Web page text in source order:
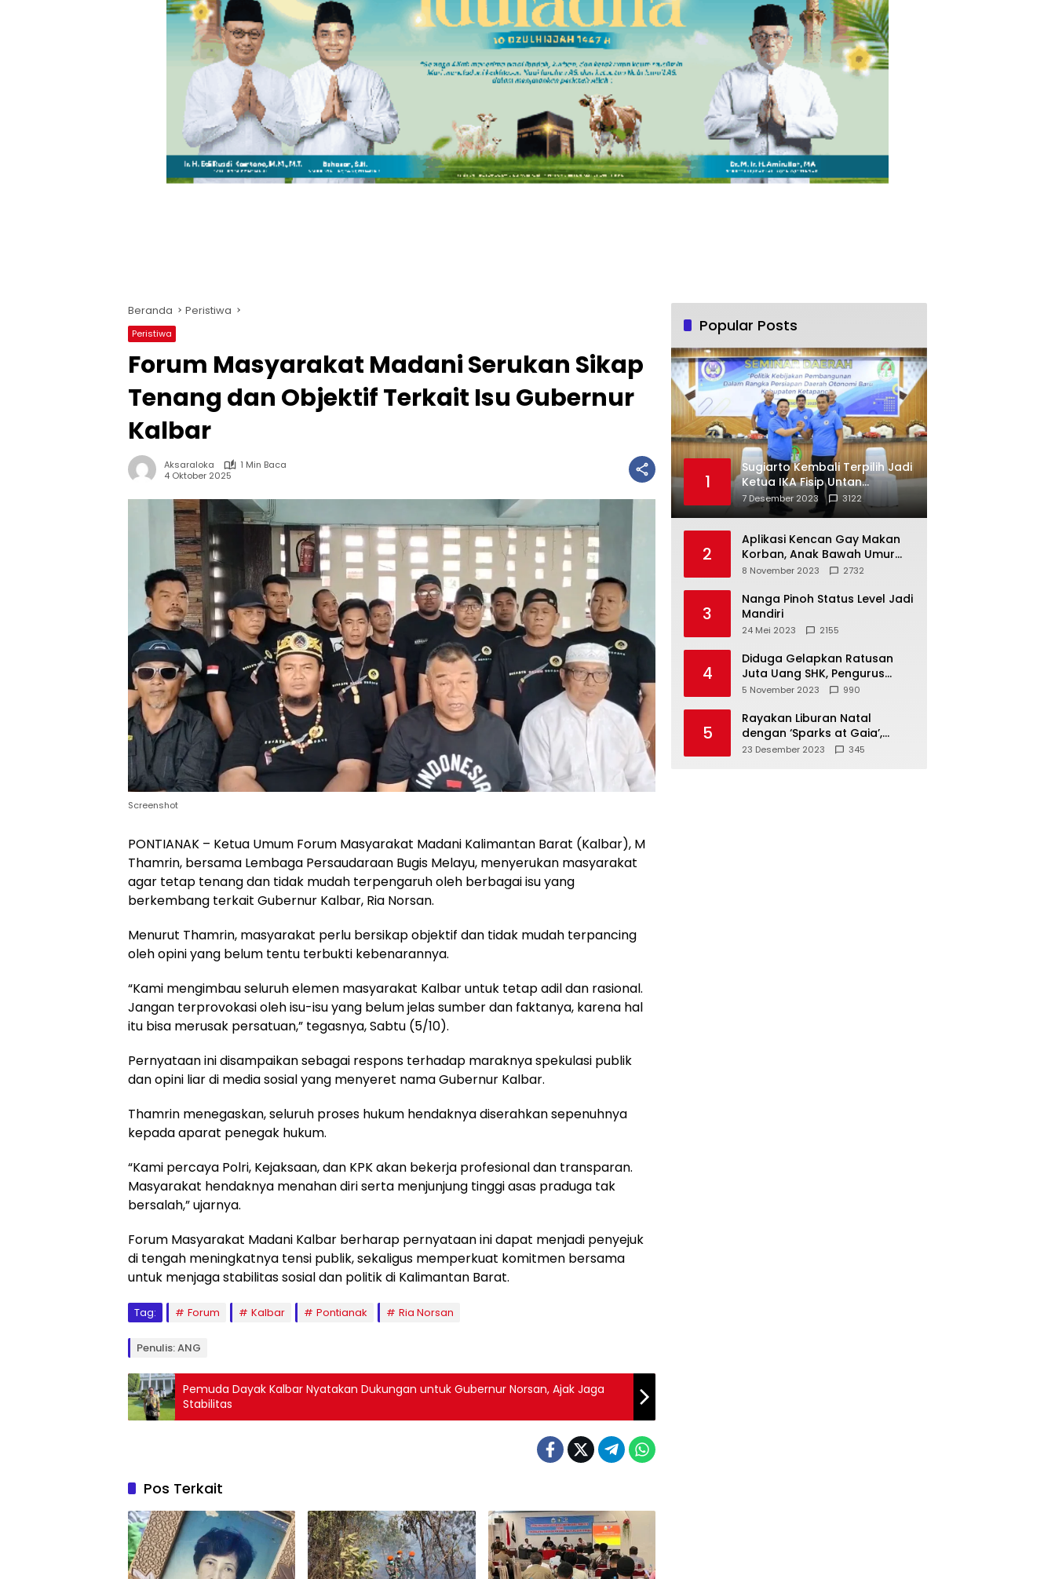
Beranda Peristiwa
Peristiwa
Forum Masyarakat Madani Serukan Sikap
Tenang dan Objektif Terkait Isu Gubernur
Kalbar
Aksaraloka
1 Min Baca
4 Oktober 2025
Screenshot
PONTIANAK – Ketua Umum Forum Masyarakat Madani Kalimantan Barat (Kalbar), M
Thamrin, bersama Lembaga Persaudaraan Bugis Melayu, menyerukan masyarakat
agar tetap tenang dan tidak mudah terpengaruh oleh berbagai isu yang
berkembang terkait Gubernur Kalbar, Ria Norsan.
Menurut Thamrin, masyarakat perlu bersikap objektif dan tidak mudah terpancing
oleh opini yang belum tentu terbukti kebenarannya.
“Kami mengimbau seluruh elemen masyarakat Kalbar untuk tetap adil dan rasional.
Jangan terprovokasi oleh isu-isu yang belum jelas sumber dan faktanya, karena hal
itu bisa merusak persatuan,” tegasnya, Sabtu (5/10).
Pernyataan ini disampaikan sebagai respons terhadap maraknya spekulasi publik
dan opini liar di media sosial yang menyeret nama Gubernur Kalbar.
Thamrin menegaskan, seluruh proses hukum hendaknya diserahkan sepenuhnya
kepada aparat penegak hukum.
“Kami percaya Polri, Kejaksaan, dan KPK akan bekerja profesional dan transparan.
Masyarakat hendaknya menahan diri serta menjunjung tinggi asas praduga tak
bersalah,” ujarnya.
Forum Masyarakat Madani Kalbar berharap pernyataan ini dapat menjadi penyejuk
di tengah meningkatnya tensi publik, sekaligus memperkuat komitmen bersama
untuk menjaga stabilitas sosial dan politik di Kalimantan Barat.
Tag: Forum Kalbar Pontianak Ria Norsan
Penulis: ANG
Pemuda Dayak Kalbar Nyatakan Dukungan untuk Gubernur Norsan, Ajak Jaga
Stabilitas
Pos Terkait
Popular Posts
1
Sugiarto Kembali Terpilih Jadi
Ketua IKA Fisip Untan
Ketapang
7 Desember 2023 3122
2
Aplikasi Kencan Gay Makan
Korban, Anak Bawah Umur
Jadi Korban Persetubuhan
8 November 2023 2732
3
Nanga Pinoh Status Level Jadi
Mandiri
24 Mei 2023 2155
4
Diduga Gelapkan Ratusan
Juta Uang SHK, Pengurus
Koperasi SUB Dilaporkan ke
5 November 2023 990
5
Rayakan Liburan Natal
dengan ‘Sparks at Gaia’,
Sajikan Tempat Foto Estetik
23 Desember 2023 345